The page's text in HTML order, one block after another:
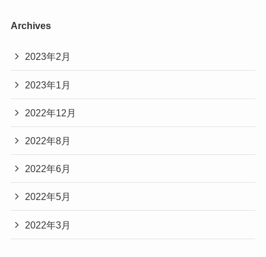
Archives
2023年2月
2023年1月
2022年12月
2022年8月
2022年6月
2022年5月
2022年3月